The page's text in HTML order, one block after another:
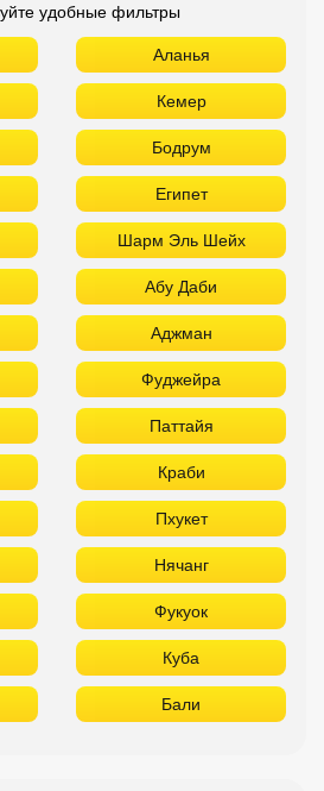
удобные фильтры
Аланья
Кемер
Бодрум
Египет
Шарм Эль Шейх
Абу Даби
Аджман
Фуджейра
Паттайя
Краби
Пхукет
Нячанг
Фукуок
Куба
Бали